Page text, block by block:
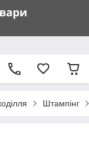
Штампінг